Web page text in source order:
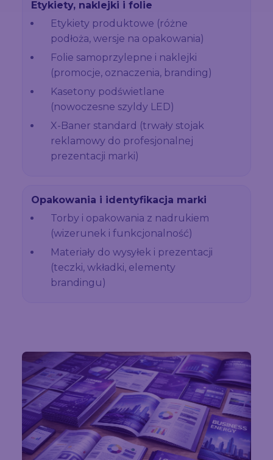
Etykiety, naklejki i folie
Etykiety produktowe (różne
podłoża, wersje na opakowania)
Folie samoprzylepne i naklejki
(promocje, oznaczenia, branding)
Kasetony podświetlane
(nowoczesne szyldy LED)
X-Baner standard (trwały stojak
reklamowy do profesjonalnej
prezentacji marki)
Opakowania i identyfikacja marki
Torby i opakowania z nadrukiem
(wizerunek i funkcjonalność)
Materiały do wysyłek i prezentacji
(teczki, wkładki, elementy
brandingu)